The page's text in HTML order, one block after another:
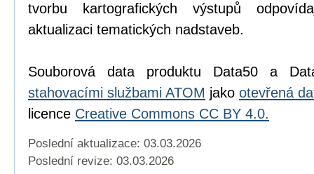
tvorbu kartografických výstupů
aktualizaci tematických nadstaveb.
Souborová data produktu Data50 a
stahovacími službami ATOM jako otevřená
licence Creative Commons CC BY 4.0.
Poslední aktualizace: 03.03.2026
Poslední revize: 03.03.2026